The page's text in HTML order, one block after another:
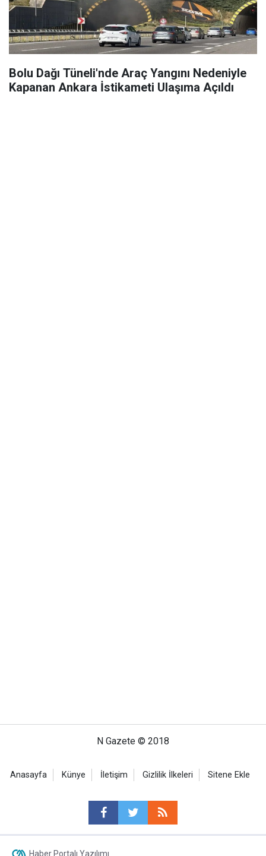
Bolu Dağı Tüneli'nde Araç Yangını Nedeniyle
Kapanan Ankara İstikameti Ulaşıma Açıldı
N Gazete © 2018
Anasayfa Künye İletişim Gizlilik İlkeleri Sitene Ekle
Haber Portalı Yazılımı